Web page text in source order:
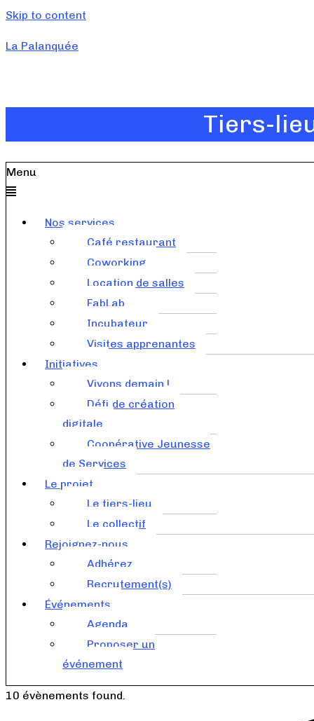
Skip to content
La Palanquée
Tiers-
Menu
Nos services
Café restaurant
Coworking
Location de salles
FabLab
Incubateur
Visites apprenantes
Initiatives
Vivons demain !
Défi de création
digitale
Coopérative Jeunesse
de Services
Le projet
Le tiers-lieu
Le collectif
Rejoignez-nous
Adhérez
Recrutement(s)
Événements
Agenda
Proposer un
événement
10 évènements found.